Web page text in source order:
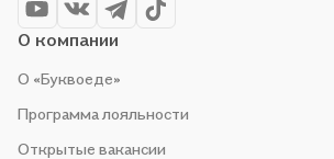
О компании
О «Буквоеде»
Программа лояльности
Открытые вакансии